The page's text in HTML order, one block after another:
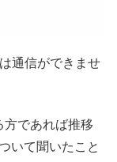
通信ができませ
であれば推移
いて聞いたこと